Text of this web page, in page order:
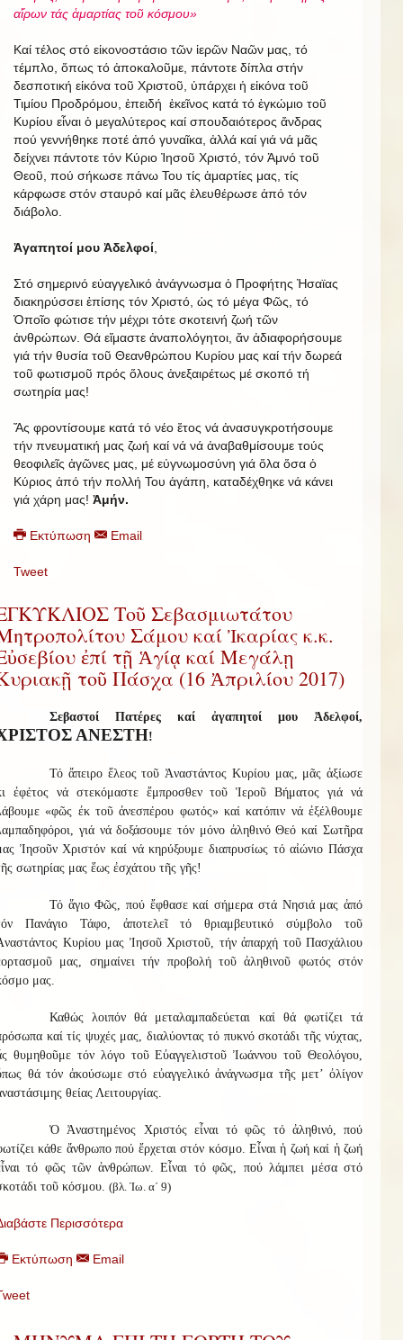
αἵρων τάς ἁμαρτίας τοῦ κόσμου»
Καί τέλος στό εἰκονοστάσιο τῶν ἱερῶν Ναῶν μας, τό
τέμπλο, ὅπως τό ἀποκαλοῦμε, πάντοτε δίπλα στήν
δεσποτική εἰκόνα τοῦ Χριστοῦ, ὑπάρχει ἡ εἰκόνα τοῦ
Τιμίου Προδρόμου, ἐπειδή ἐκεῖνος κατά τό ἐγκώμιο τοῦ
Κυρίου εἶναι ὁ μεγαλύτερος καί σπουδαιότερος ἄνδρας
πού γεννήθηκε ποτέ ἀπό γυναῖκα, ἀλλά καί γιά νά μᾶς
δείχνει πάντοτε τόν Κύριο Ἰησοῦ Χριστό, τόν Ἀμνό τοῦ
Θεοῦ, πού σήκωσε πάνω Του τίς ἁμαρτίες μας, τίς
κάρφωσε στόν σταυρό καί μᾶς ἐλευθέρωσε ἀπό τόν
διάβολο.
Ἀγαπητοί μου Ἀδελφοί
Στό σημερινό εὐαγγελικό ἀνάγνωσμα ὁ Προφήτης Ἠσαϊας
διακηρύσσει ἐπίσης τόν Χριστό, ὡς τό μέγα Φῶς, τό
Ὁποῖο φώτισε τήν μέχρι τότε σκοτεινή ζωή τῶν
ἀνθρώπων. Θά εἴμαστε ἀναπολόγητοι, ἄν ἀδιαφορήσουμε
γιά τήν θυσία τοῦ Θεανθρώπου Κυρίου μας καί τήν δωρεά
τοῦ φωτισμοῦ πρός ὅλους ἀνεξαιρέτως μέ σκοπό τή
σωτηρία μας!
Ἄς φροντίσουμε κατά τό νέο ἔτος νά ἀνασυγκροτήσουμε
τήν πνευματική μας ζωή καί νά νά ἀναβαθμίσουμε τούς
θεοφιλεῖς ἀγῶνες μας, μέ εὐγνωμοσύνη γιά ὅλα ὅσα ὁ
Κύριος ἀπό τήν πολλή Του ἀγάπη, καταδέχθηκε νά κάνει
γιά χάρη μας! Ἀμήν.
Εκτύπωση Email
Tweet
Τοῦ Σεβασμιωτάτου
Σάμου καί Ἰκαρίας κ.κ.
ἐπί τῇ Ἁγίᾳ καί Μεγάλῃ
τοῦ Πάσχα (16 Ἀπριλίου 2017)
Σεβαστοί Πατέρες καί ἀγαπητοί μου Ἀδελφοί,
ΑΝΕΣΤΗ!
Τό ἄπειρο ἔλεος τοῦ Ἀναστάντος Κυρίου μας, μᾶς ἀξίωσε
ἐφέτος νά στεκόμαστε ἔμπροσθεν τοῦ Ἱεροῦ Βήματος γιά νά
«φῶς ἐκ τοῦ ἀνεσπέρου φωτός» καί κατόπιν νά ἐξέλθουμε
γιά νά δοξάσουμε τόν μόνο ἀληθινό Θεό καί Σωτῆρα
Ἰησοῦν Χριστόν καί νά κηρύξουμε διαπρυσίως τό αἰώνιο Πάσχα
σωτηρίας μας ἕως ἐσχάτου τῆς γῆς!
Τό ἅγιο Φῶς, πού ἔφθασε καί σήμερα στά Νησιά μας ἀπό
Πανάγιο Τάφο, ἀποτελεῖ τό θριαμβευτικό σύμβολο τοῦ
Κυρίου μας Ἰησοῦ Χριστοῦ, τήν ἀπαρχή τοῦ Πασχάλιου
μας, σημαίνει τήν προβολή τοῦ ἀληθινοῦ φωτός στόν
μας.
Καθώς λοιπόν θά μεταλαμπαδεύεται καί θά φωτίζει τά
καί τίς ψυχές μας, διαλύοντας τό πυκνό σκοτάδι τῆς νύχτας,
θυμηθοῦμε τόν λόγο τοῦ Εὐαγγελιστοῦ Ἰωάννου τοῦ Θεολόγου,
θά τόν ἀκούσωμε στό εὐαγγελικό ἀνάγνωσμα τῆς μετ’ ὀλίγον
θείας Λειτουργίας.
Ὁ Ἀναστημένος Χριστός εἶναι τό φῶς τό ἀληθινό, πού
κάθε ἄνθρωπο πού ἔρχεται στόν κόσμο. Εἶναι ἡ ζωή καί ἡ ζωή
τό φῶς τῶν ἀνθρώπων. Εἶναι τό φῶς, πού λάμπει μέσα στό
τοῦ κόσμου. (βλ. Ἰω. α΄ 9)
Περισσότερα
Εκτύπωση Email